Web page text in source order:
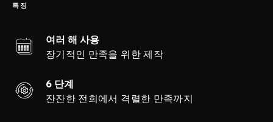
특징
여러 해 사용
장기적인 만족을 위한 제작
6 단계
잔잔한 전희에서 격렬한 만족까지